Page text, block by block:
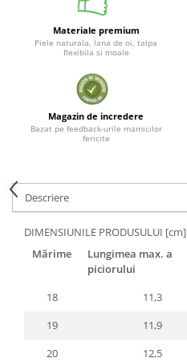
Materiale premium
Piele naturala, lana de oi, talpa
flexibila si moale
Magazin de incredere
Bazat pe feedback-urile mamicilor
fericite
Descriere
DIMENSIUNILE PRODUSULUI [cm]
Mărime
Lungimea max. a
piciorului
18
11,3
19
11,9
20
12,5